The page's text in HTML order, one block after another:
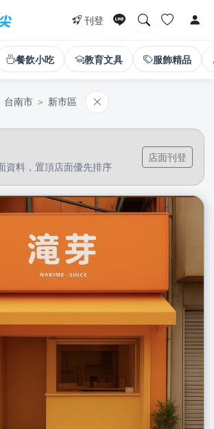
刊登
餐飲小吃 教育文具 服飾精品
台南市 ＞ 新市區
資料，置頂店面優先排序
店面刊登